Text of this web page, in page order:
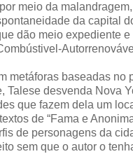
meio da
da capital
dão meio expediente e
metáforas baseadas no
Talese desvenda Nova
que fazem dela um
de “Fama e
de personagens da
sem que o autor o